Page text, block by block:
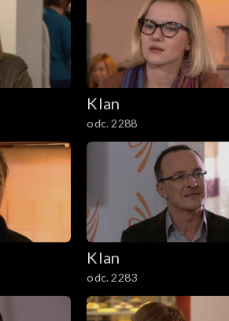
Klan
odc. 2288
Klan
odc. 2283